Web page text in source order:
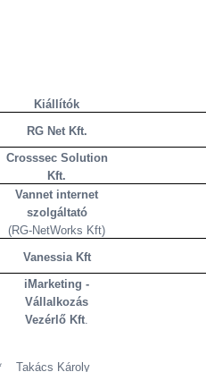
Kiállítók
RG Net Kft.
Crosssec Solution
Kft.
Vannet internet
szolgáltató
(RG-NetWorks Kft)
Vanessia Kft
iMarketing -
Vállalkozás
Vezérlő Kft.
Takács Károly